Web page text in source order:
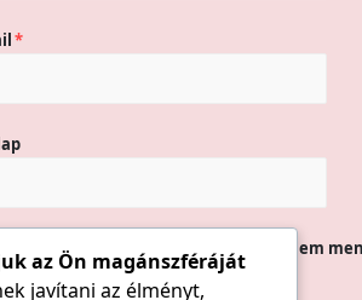
*
nevem, e-mail címem, és weboldalcímem
az Ön magánszféráját
javítani az élményt,